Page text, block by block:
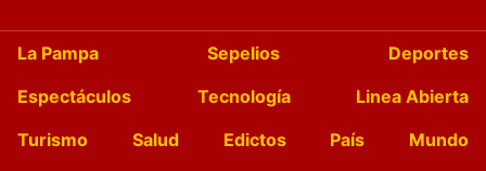
La Pampa Sepelios
Deportes
Espectáculos
Tecnología
Linea Abierta
Turismo
Salud Edictos País
Mundo